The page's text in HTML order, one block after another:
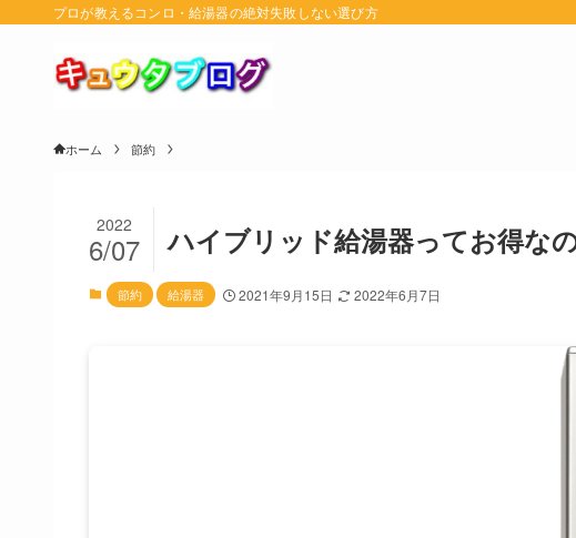
プロが教えるコンロ・給湯器の絶対失敗しない選び方
ホーム 節約
ハイブリッド給湯器ってお得な
2022
6/07
節約 給湯器 2021年9月15日 2022年6月7日